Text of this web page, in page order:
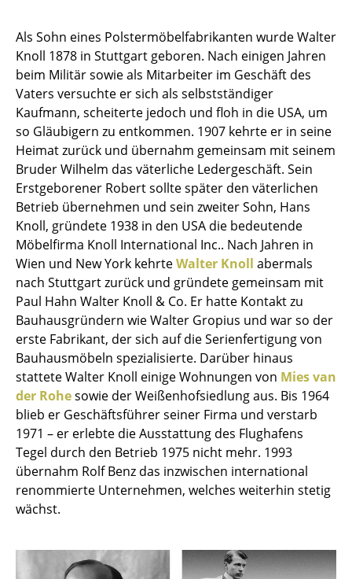
Sekretäre & PC-Tische
Konferenztische
Stehtische & Stehpulte
Kindertische
Gartentische
Servierwagen
Einzelteile
... alle Tische
Aufbewahren
Regale & Schränke
Bücherregale
Wandregale
Sideboards & Kommoden
TV Möbel
Beistell- & Rollcontainer
Garderoben
Als Sohn eines Polstermöbelfabrikanten wurde Walter
Knoll 1878 in Stuttgart geboren. Nach einigen Jahren
beim Militär sowie als Mitarbeiter im Geschäft des
Vaters versuchte er sich als selbstständiger
Kaufmann, scheiterte jedoch und floh in die USA, um
so Gläubigern zu entkommen. 1907 kehrte er in seine
Heimat zurück und übernahm gemeinsam mit seinem
Bruder Wilhelm das väterliche Ledergeschäft. Sein
Erstgeborener Robert sollte später den väterlichen
Betrieb übernehmen und sein zweiter Sohn, Hans
Knoll, gründete 1938 in den USA die bedeutende
Möbelfirma Knoll International Inc.. Nach Jahren in
Wien und New York kehrteWalter Knoll abermals
nach Stuttgart zurück und gründete gemeinsam mit
Paul Hahn Walter Knoll & Co. Er hatte Kontakt zu
Bauhausgründern wie Walter Gropius und war so der
erste Fabrikant, der sich auf die Serienfertigung von
Bauhausmöbeln spezialisierte. Darüber hinaus
stattete Walter Knoll einige Wohnungen von Mies van
der Rohesowie der Weißenhofsiedlung aus. Bis 1964
blieb er Geschäftsführer seiner Firma und verstarb
1971 – er erlebte die Ausstattung des Flughafens
Tegel durch den Betrieb 1975 nicht mehr. 1993
übernahm Rolf Benz das inzwischen international
renommierte Unternehmen, welches weiterhin stetig
wächst.